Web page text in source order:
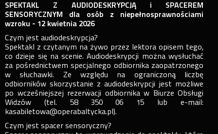
SPEKTAKL Z AUDIODESKRYPCJĄ i SPACEREM
SENSORYCZNYM dla osób z niepełnosprawnościami
wzroku - 12 kwietnia 2026
Czym jest audiodeskrypcja?
Spektakl z czytanym na żywo przez lektora opisem tego,
co dzieje się na scenie. Audiodeskrypcji można wysłuchać
za pośrednictwem specjalnego odbiornika zaopatrzonego
w słuchawki. Ze względu na ograniczoną liczbę
odbiorników skorzystanie z audiodeskrypcji jest możliwe
po wcześniejszej rezerwacji odbiornika w Biurze Obsługi
Widzów (tel. 58 350 06 15 lub e-mail:
kasabiletowa@operabaltycka.pl).
Czym jest spacer sensoryczny?